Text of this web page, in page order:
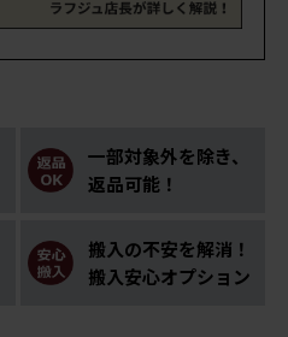
一部対象外を除き、
返品可能！
搬入の不安を解消！
搬入安心オプション